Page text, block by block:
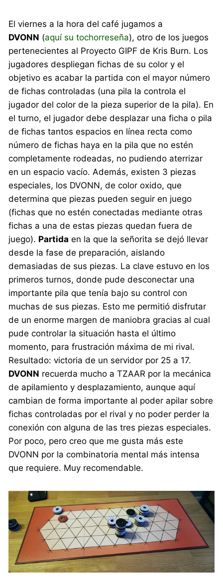
El viernes a la hora del café jugamos a
DVONN (aquí su tochorreseña), otro de los juegos
pertenecientes al Proyecto GIPF de Kris Burn. Los
jugadores despliegan fichas de su color y el
objetivo es acabar la partida con el mayor número
de fichas controladas (una pila la controla el
jugador del color de la pieza superior de la pila). En
el turno, el jugador debe desplazar una ficha o pila
de fichas tantos espacios en línea recta como
número de fichas haya en la pila que no estén
completamente rodeadas, no pudiendo aterrizar
en un espacio vacío. Además, existen 3 piezas
especiales, los DVONN, de color oxido, que
determina que piezas pueden seguir en juego
(fichas que no estén conectadas mediante otras
fichas a una de estas piezas quedan fuera de
juego). Partida en la que la señorita se dejó llevar
desde la fase de preparación, aislando
demasiadas de sus piezas. La clave estuvo en los
primeros turnos, donde pude desconectar una
importante pila que tenía bajo su control con
muchas de sus piezas. Esto me permitió disfrutar
de un enorme margen de maniobra gracias al cual
pude controlar la situación hasta el último
momento, para frustración máxima de mi rival.
Resultado: victoria de un servidor por 25 a 17.
DVONN recuerda mucho a TZAAR por la mecánica
de apilamiento y desplazamiento, aunque aquí
cambian de forma importante al poder apilar sobre
fichas controladas por el rival y no poder perder la
conexión con alguna de las tres piezas especiales.
Por poco, pero creo que me gusta más este
DVONN por la combinatoria mental más intensa
que requiere. Muy recomendable.